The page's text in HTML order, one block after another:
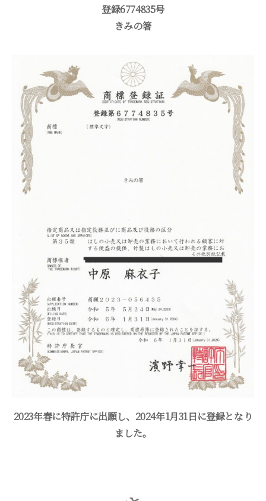
登録6774835号
きみの箸
2023年春に特許庁に出願し、2024年1月31日に登録となり
ました。